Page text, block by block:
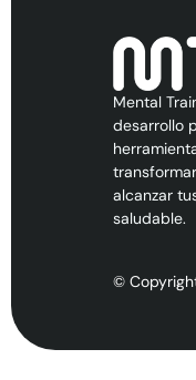
Mental
desarrollo
alcanzar
saludable.
©